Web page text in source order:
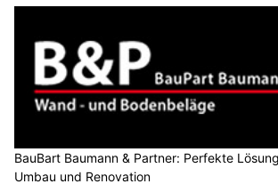
BauBart Baumann & Partner: Perfekte
Umbau und Renovation